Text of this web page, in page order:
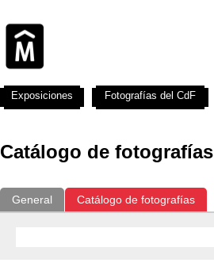
Catálogo de fotografías
General Catálogo de fotografías
Exposiciones Fotografías del CdF